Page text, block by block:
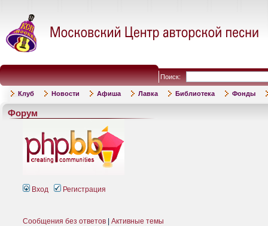
Поиск:
Клуб Новости Афиша Лавка Библиотека Фонды
Форум
Вход Регистрация
Сообщения без ответов Активные темы